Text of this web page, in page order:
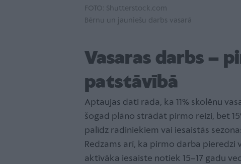
FOTO: Shutterstock.com
Bērnu un jauniešu darbs vasarā
Vasaras darbs –
patstāvībā
Aptaujas dati rāda, ka 11% skolēnu
šogad plāno strādāt pirmo reizi, bet
palīdz radiniekiem vai iesaistās
Redzams arī, ka pirmo darba pieredzi
aktīvāka iesaiste notiek 15–17 gadu